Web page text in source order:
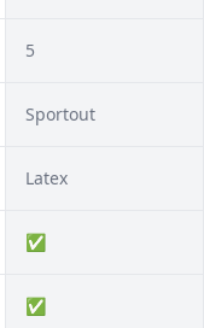
5
Sportout
Latex
✅
✅